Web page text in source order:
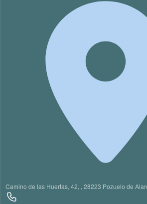
Camino de las Huertas, 42, , 28223 Pozuelo de